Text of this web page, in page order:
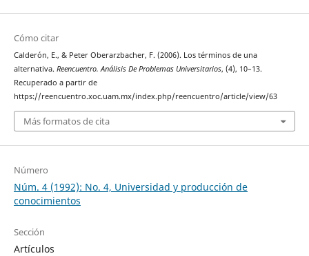
Cómo citar
Calderón, E., & Peter Oberarzbacher, F. (2006). Los términos de una
alternativa. Reencuentro. Análisis De Problemas Universitarios, (4), 10–13.
Recuperado a partir de
https://reencuentro.xoc.uam.mx/index.php/reencuentro/article/view/63
Más formatos de cita
Número
Núm. 4 (1992): No. 4, Universidad y producción de
conocimientos
Sección
Artículos